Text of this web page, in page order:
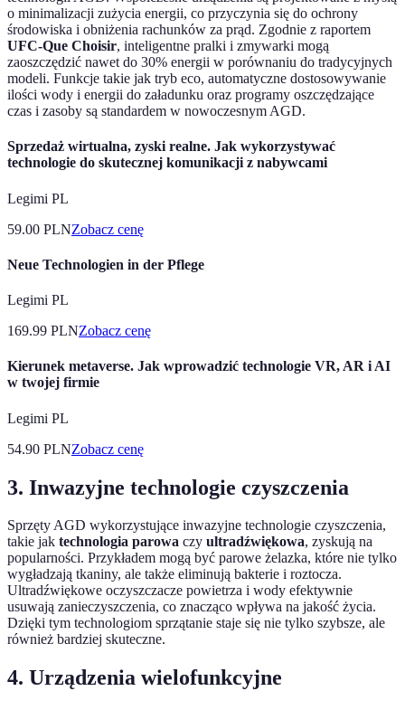
o minimalizacji zużycia energii, co przyczynia się do ochrony
środowiska i obniżenia rachunków za prąd. Zgodnie z raportem
UFC-Que Choisir, inteligentne pralki i zmywarki mogą
zaoszczędzić nawet do 30% energii w porównaniu do tradycyjnych
modeli. Funkcje takie jak tryb eco, automatyczne dostosowywanie
ilości wody i energii do załadunku oraz programy oszczędzające
czas i zasoby są standardem w nowoczesnym AGD.
Sprzedaż wirtualna, zyski realne. Jak wykorzystywać
technologie do skutecznej komunikacji z nabywcami
Legimi PL
59.00 PLNZobacz cenę
Neue Technologien in der Pflege
Legimi PL
169.99 PLNZobacz cenę
Kierunek metaverse. Jak wprowadzić technologie VR, AR i AI
w twojej firmie
Legimi PL
54.90 PLNZobacz cenę
3. Inwazyjne technologie czyszczenia
Sprzęty AGD wykorzystujące inwazyjne technologie czyszczenia,
takie jak technologia parowa czy ultradźwiękowa, zyskują na
popularności. Przykładem mogą być parowe żelazka, które nie tylko
wygładzają tkaniny, ale także eliminują bakterie i roztocza.
Ultradźwiękowe oczyszczacze powietrza i wody efektywnie
usuwają zanieczyszczenia, co znacząco wpływa na jakość życia.
Dzięki tym technologiom sprzątanie staje się nie tylko szybsze, ale
również bardziej skuteczne.
4. Urządzenia wielofunkcyjne